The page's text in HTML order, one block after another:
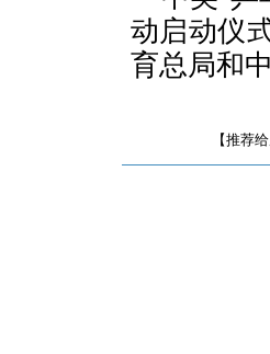
动启动仪
育总局和
【推荐